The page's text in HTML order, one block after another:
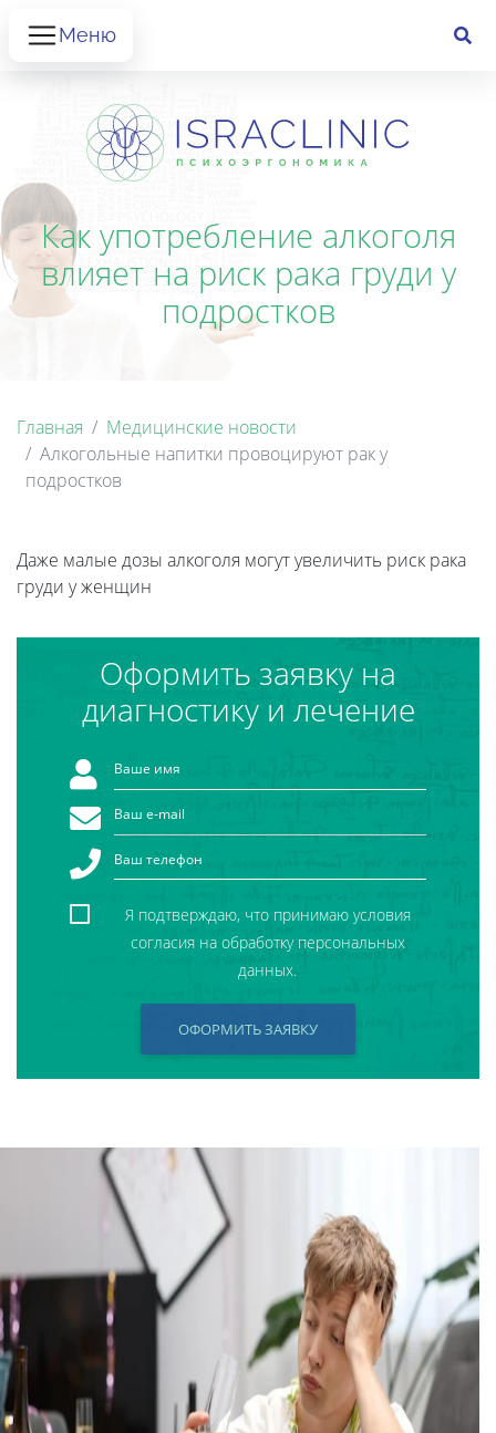
Меню
Как употребление алкоголя
влияет на риск рака груди у
подростков
Главная
Медицинские новости
Алкогольные напитки провоцируют рак у
подростков
Даже малые дозы алкоголя могут увеличить риск рака
груди у женщин
Оформить заявку на
диагностику и лечение
Я подтверждаю, что принимаю условия
согласия на обработку персональных
данных.
ОФОРМИТЬ ЗАЯВКУ